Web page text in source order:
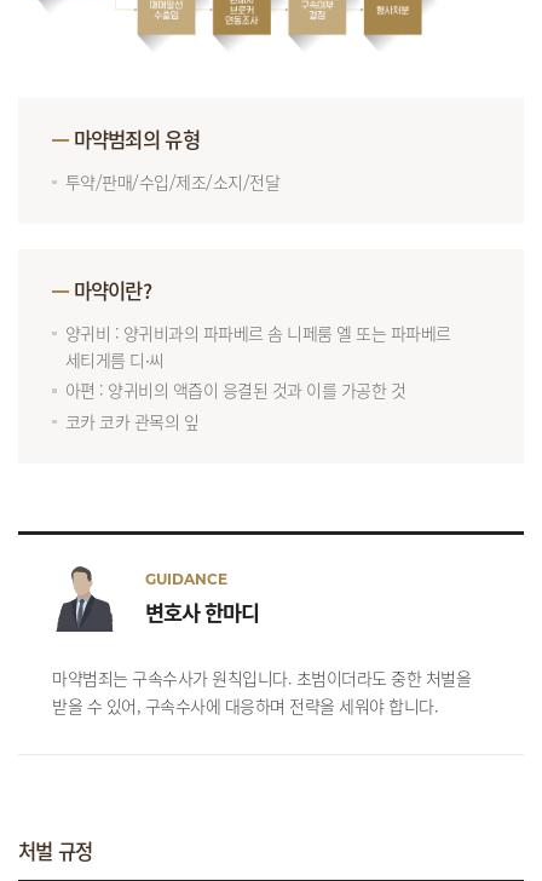
마약범죄의 유형
투약/판매/수입/제조/소지/전달
마약이란?
양귀비 : 양귀비과의 파파베르 솜 니페룸 엘 또는 파파베르
세티게름 디∙씨
아편 : 양귀비의 액즙이 응결된 것과 이를 가공한 것
코카 코카 관목의 잎
GUIDANCE
변호사 한마디
마약범죄는 구속수사가 원칙입니다. 초범이더라도 중한 처벌을
받을 수 있어, 구속수사에 대응하며 전략을 세워야 합니다.
처벌 규정